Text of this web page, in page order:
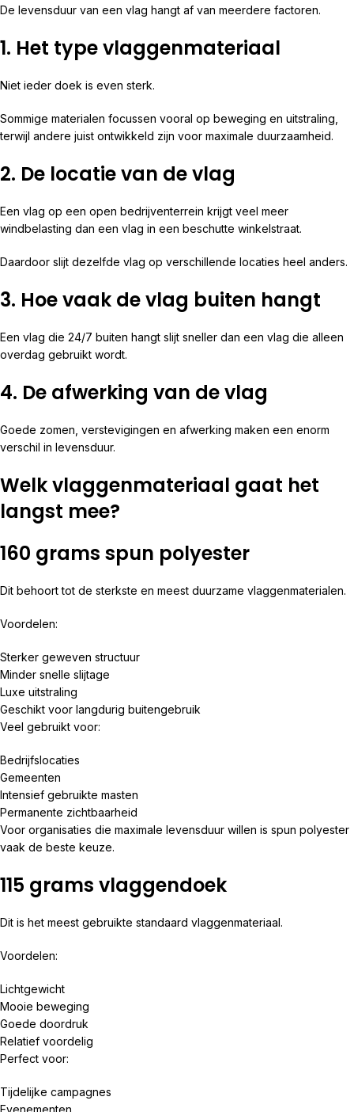
De levensduur van een vlag hangt af van meerdere factoren.
1. Het type vlaggenmateriaal
Niet ieder doek is even sterk.
Sommige materialen focussen vooral op beweging en uitstraling,
terwijl andere juist ontwikkeld zijn voor maximale duurzaamheid.
2. De locatie van de vlag
Een vlag op een open bedrijventerrein krijgt veel meer
windbelasting dan een vlag in een beschutte winkelstraat.
Daardoor slijt dezelfde vlag op verschillende locaties heel anders.
3. Hoe vaak de vlag buiten hangt
Een vlag die 24/7 buiten hangt slijt sneller dan een vlag die alleen
overdag gebruikt wordt.
4. De afwerking van de vlag
Goede zomen, verstevigingen en afwerking maken een enorm
verschil in levensduur.
Welk vlaggenmateriaal gaat het
langst mee?
160 grams spun polyester
Dit behoort tot de sterkste en meest duurzame vlaggenmaterialen.
Voordelen:
Sterker geweven structuur
Minder snelle slijtage
Luxe uitstraling
Geschikt voor langdurig buitengebruik
Veel gebruikt voor:
Bedrijfslocaties
Gemeenten
Intensief gebruikte masten
Permanente zichtbaarheid
Voor organisaties die maximale levensduur willen is spun polyester
vaak de beste keuze.
115 grams vlaggendoek
Dit is het meest gebruikte standaard vlaggenmateriaal.
Voordelen:
Lichtgewicht
Mooie beweging
Goede doordruk
Relatief voordelig
Perfect voor:
Tijdelijke campagnes
Evenementen